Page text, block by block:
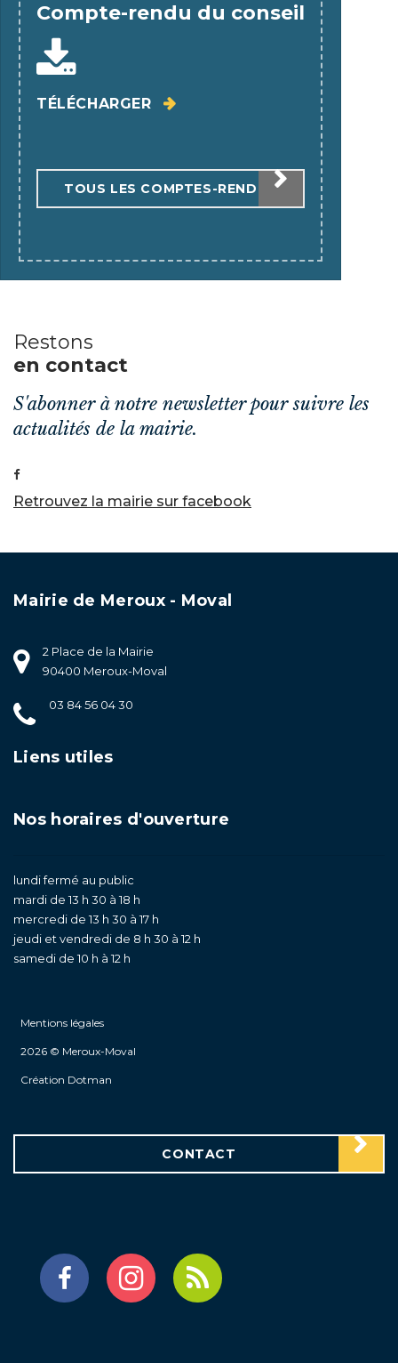
Compte-rendu du conseil
TÉLÉCHARGER
TOUS LES COMPTES-RENDUS
Restons
en contact
S'abonner à notre newsletter pour suivre les
actualités de la mairie.
Retrouvez la mairie sur facebook
Mairie de Meroux - Moval
2 Place de la Mairie
90400 Meroux-Moval
03 84 56 04 30
Liens utiles
Nos horaires d'ouverture
lundi fermé au public
mardi de 13 h 30 à 18 h
mercredi de 13 h 30 à 17 h
jeudi et vendredi de 8 h 30 à 12 h
samedi de 10 h à 12 h
Mentions légales
2026 © Meroux-Moval
Création Dotman
CONTACT